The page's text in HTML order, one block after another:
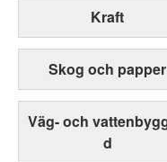
Kraft
Skog och papper
Väg- och
d